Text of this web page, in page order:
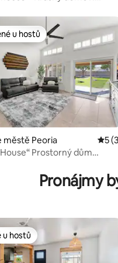
z 5, 42 hodnocení
kategorii Oblíbené u hostů
u hostů
městě Peoria
5
House“ Prostorný dům
Pronájmy
u hostů
u hostů